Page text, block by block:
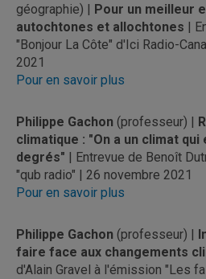
géographie) | Pour un meilleur
autochtones et allochtones |
"Bonjour La Côte" d'Ici Radio-
2021
Pour en savoir plus
Philippe Gachon (professeur) |
climatique : "On a un climat qui
degrés" | Entrevue de Benoît
"qub radio" | 26 novembre 2021
Pour en savoir plus
Philippe Gachon (professeur) |
faire face aux changements
d'Alain Gravel à l'émission "Les